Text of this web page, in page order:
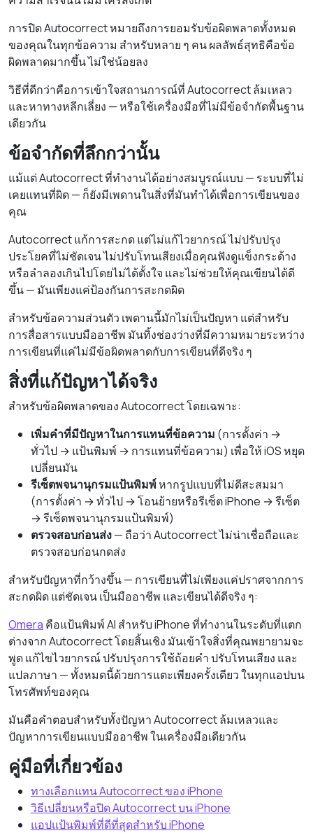
การปิด Autocorrect หมายถึงการยอมรับข้อผิดพลาดทั้งหมด
ของคุณในทุกข้อความ สำหรับหลาย ๆ คน ผลลัพธ์สุทธิคือข้อ
ผิดพลาดมากขึ้น ไม่ใช่น้อยลง
วิธีที่ดีกว่าคือการเข้าใจสถานการณ์ที่ Autocorrect ล้มเหลว
และหาทางหลีกเลี่ยง — หรือใช้เครื่องมือที่ไม่มีข้อจำกัดพื้นฐาน
เดียวกัน
ข้อจำกัดที่ลึกกว่านั้น
แม้แต่ Autocorrect ที่ทำงานได้อย่างสมบูรณ์แบบ — ระบบที่ไม่
เคยแทนที่ผิด — ก็ยังมีเพดานในสิ่งที่มันทำได้เพื่อการเขียนของ
คุณ
Autocorrect แก้การสะกด แต่ไม่แก้ไวยากรณ์ ไม่ปรับปรุง
ประโยคที่ไม่ชัดเจน ไม่ปรับโทนเสียงเมื่อคุณฟังดูแข็งกระด้าง
หรือลำลองเกินไปโดยไม่ได้ตั้งใจ และไม่ช่วยให้คุณเขียนได้ดี
ขึ้น — มันเพียงแค่ป้องกันการสะกดผิด
สำหรับข้อความส่วนตัว เพดานนี้มักไม่เป็นปัญหา แต่สำหรับ
การสื่อสารแบบมืออาชีพ มันทิ้งช่องว่างที่มีความหมายระหว่าง
การเขียนที่แค่ไม่มีข้อผิดพลาดกับการเขียนที่ดีจริง ๆ
สิ่งที่แก้ปัญหาได้จริง
สำหรับข้อผิดพลาดของ Autocorrect โดยเฉพาะ:
เพิ่มคำที่มีปัญหาในการแทนที่ข้อความ (การตั้งค่า →
ทั่วไป → แป้นพิมพ์ → การแทนที่ข้อความ) เพื่อให้ iOS หยุด
เปลี่ยนมัน
รีเซ็ตพจนานุกรมแป้นพิมพ์หากรูปแบบที่ไม่ดีสะสมมา
(การตั้งค่า → ทั่วไป → โอนย้ายหรือรีเซ็ต iPhone → รีเซ็ต
→ รีเซ็ตพจนานุกรมแป้นพิมพ์)
ตรวจสอบก่อนส่ง— ถือว่า Autocorrect ไม่น่าเชื่อถือและ
ตรวจสอบก่อนกดส่ง
สำหรับปัญหาที่กว้างขึ้น — การเขียนที่ไม่เพียงแค่ปราศจากการ
สะกดผิด แต่ชัดเจน เป็นมืออาชีพ และเขียนได้ดีจริง ๆ:
Omera คือแป้นพิมพ์ AI สำหรับ iPhone ที่ทำงานในระดับที่แตก
ต่างจาก Autocorrect โดยสิ้นเชิง มันเข้าใจสิ่งที่คุณพยายามจะ
พูด แก้ไขไวยากรณ์ ปรับปรุงการใช้ถ้อยคำ ปรับโทนเสียง และ
แปลภาษา — ทั้งหมดนี้ด้วยการแตะเพียงครั้งเดียว ในทุกแอปบน
โทรศัพท์ของคุณ
มันคือคำตอบสำหรับทั้งปัญหา Autocorrect ล้มเหลวและ
ปัญหาการเขียนแบบมืออาชีพ ในเครื่องมือเดียวกัน
คู่มือที่เกี่ยวข้อง
ทางเลือกแทน Autocorrect ของ iPhone
วิธีเปลี่ยนหรือปิด Autocorrect บน iPhone
แอปแป้นพิมพ์ที่ดีที่สุดสำหรับ iPhone